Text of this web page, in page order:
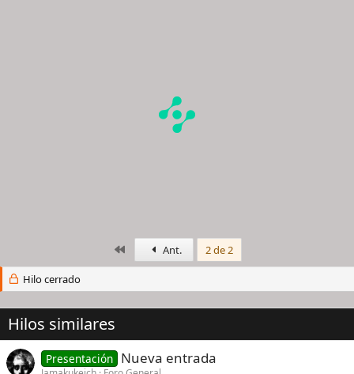
PrimeroAnt. 2 de 2
Hilo cerrado
Hilos similares
Presentación Nueva entrada